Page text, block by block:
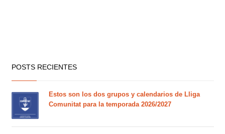
POSTS RECIENTES
Estos son los dos grupos y calendarios de Lliga
Comunitat para la temporada 2026/2027